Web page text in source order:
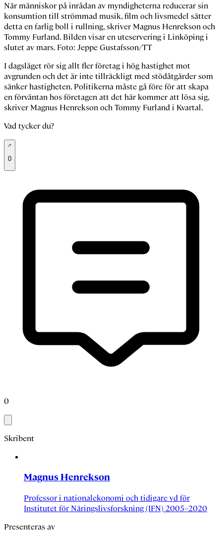
När människor på inrådan av myndigheterna reducerar sin
konsumtion till strömmad musik, film och livsmedel sätter
detta en farlig boll i rullning, skriver Magnus Henrekson och
Tommy Furland. Bilden visar en uteservering i Linköping i
slutet av mars. Foto: Jeppe Gustafsson/TT
I dagsläget rör sig allt fler företag i hög hastighet mot
avgrunden och det är inte tillräckligt med stödåtgärder som
sänker hastigheten. Politikerna måste gå före för att skapa
en förväntan hos företagen att det här kommer att lösa sig,
skriver Magnus Henrekson och Tommy Furland i Kvartal.
Vad tycker du?
0
0
Skribent
Magnus Henrekson
Professor i nationalekonomi och tidigare vd för
Institutet för Näringslivsforskning (IFN) 2005–2020
Presenteras av